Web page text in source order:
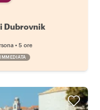
Dubrovnik
• 5 ore